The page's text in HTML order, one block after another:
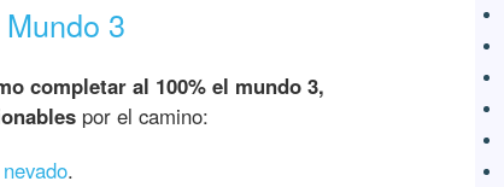
3
completar al 100% el mundo 3,
por el camino:
.